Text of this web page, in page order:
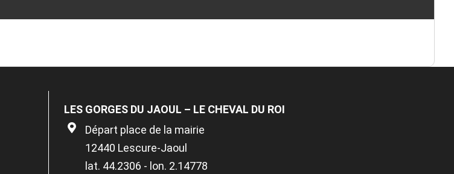
LES GORGES DU JAOUL – LE CHEVAL DU ROI
Départ place de la mairie
12440 Lescure-Jaoul
lat. 44.2306 - lon. 2.14778